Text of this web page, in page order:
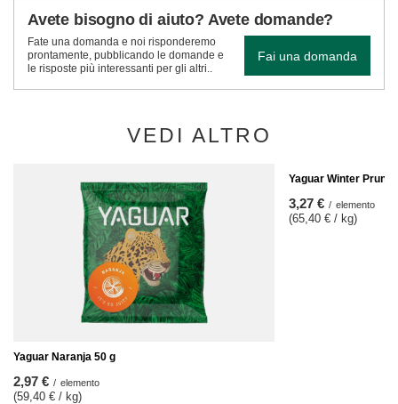
Avete bisogno di aiuto? Avete domande?
Fate una domanda e noi risponderemo
prontamente, pubblicando le domande e
le risposte più interessanti per gli altri..
Fai una domanda
VEDI ALTRO
Yaguar Naranja 50 g
2,97 € / elemento
(59,40 € / kg)
Yaguar Winter Prune
3,27 € / elemento
(65,40 € / kg)